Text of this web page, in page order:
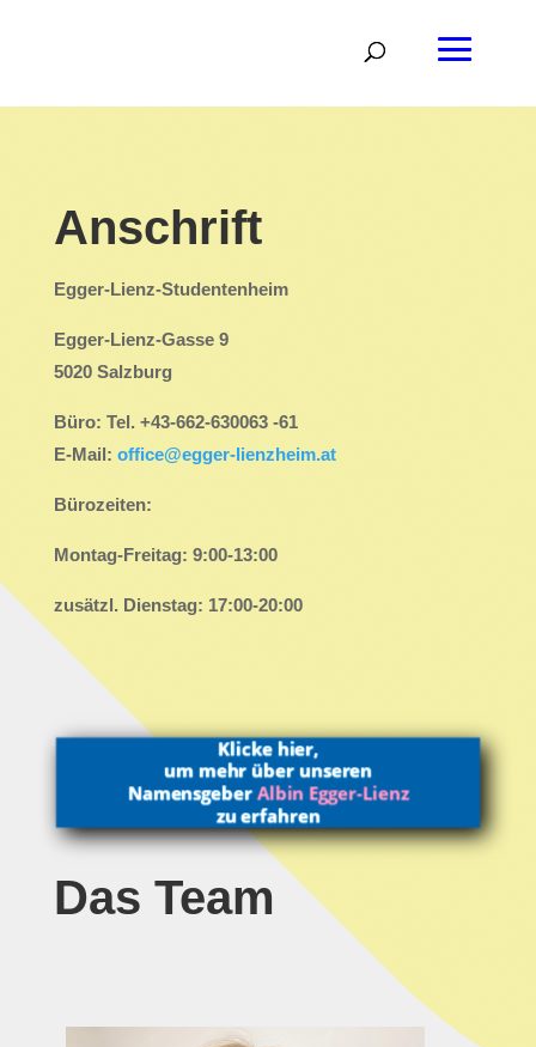
Anschrift
Egger-Lienz-Studentenheim
Egger-Lienz-Gasse 9
5020 Salzburg
Büro: Tel. +43-662-630063 -61
E-Mail: office@egger-lienzheim.at
Bürozeiten:
Montag-Freitag: 9:00-13:00
zusätzl. Dienstag: 17:00-20:00
Klicke hier,
um mehr über unseren
NamensgeberAlbin Egger-Lienz
zu erfahren
Das Team